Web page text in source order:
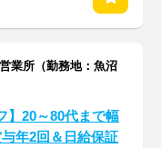
業所（勤務地：魚沼
】20～80代まで幅
年2回＆日給保証